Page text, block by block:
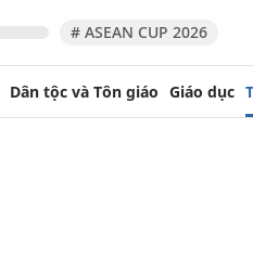
# ASEAN CUP 2026
Dân tộc và Tôn giáo Giáo dục